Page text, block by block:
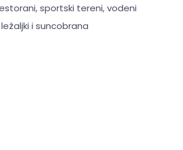
sportski tereni, vodeni
i suncobrana